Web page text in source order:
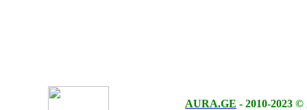
AURA.GE - 2010-2023 ©